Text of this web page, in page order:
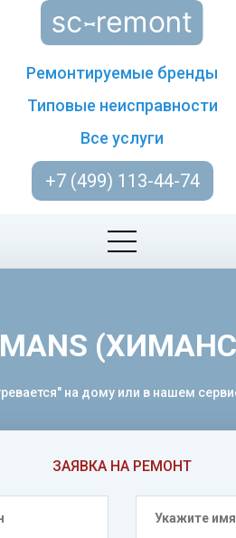
Ремонтируемые бренды
Типовые неисправности
Все услуги
+7 (499) 113-44-74
ЗАЯВКА НА РЕМОНТ
на дому или в нашем